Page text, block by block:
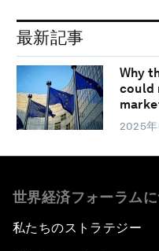
最新記事
Why
could
2025
世界経済フォーラム
私たちのストラテジー